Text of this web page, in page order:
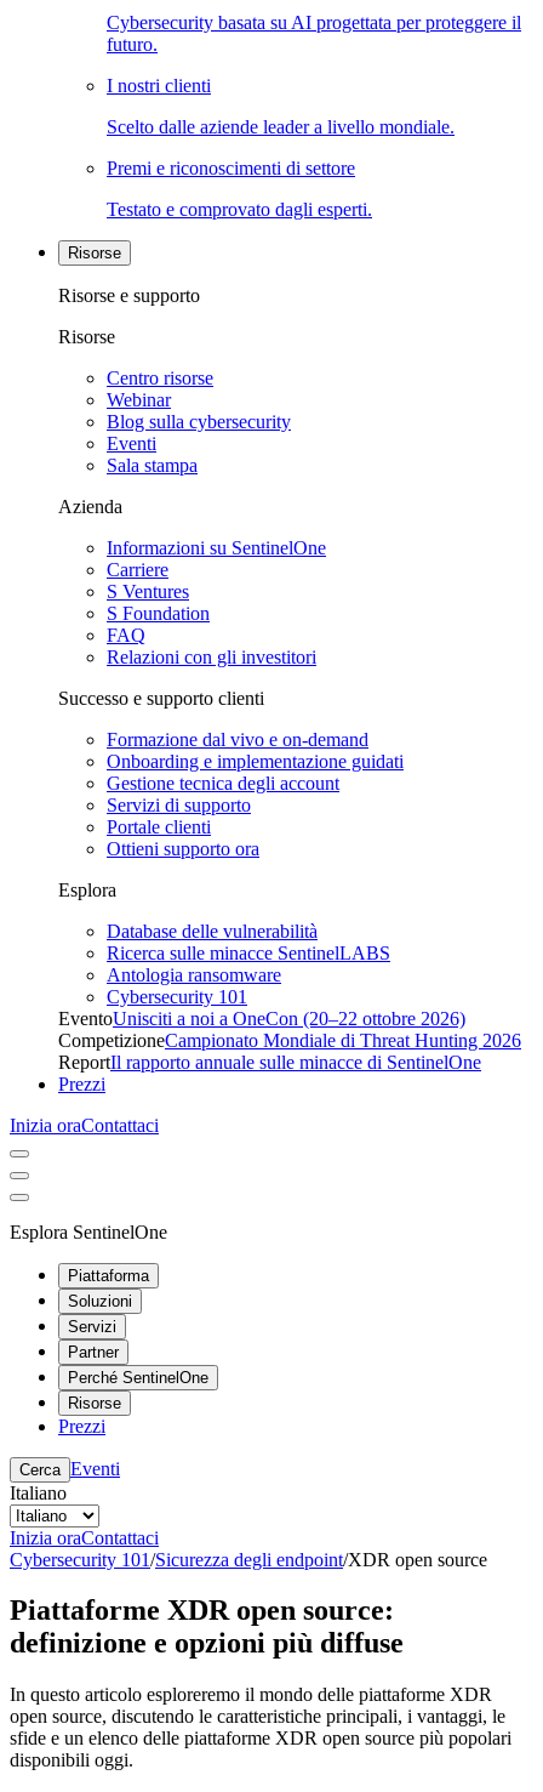
Cybersecurity basata su AI progettata per proteggere il
futuro.
I nostri clienti
Scelto dalle aziende leader a livello mondiale.
Premi e riconoscimenti di settore
Testato e comprovato dagli esperti.
Risorse
Risorse e supporto
Risorse
Centro risorse
Webinar
Blog sulla cybersecurity
Eventi
Sala stampa
Azienda
Informazioni su SentinelOne
Carriere
S Ventures
S Foundation
FAQ
Relazioni con gli investitori
Successo e supporto clienti
Formazione dal vivo e on-demand
Onboarding e implementazione guidati
Gestione tecnica degli account
Servizi di supporto
Portale clienti
Ottieni supporto ora
Esplora
Database delle vulnerabilità
Ricerca sulle minacce SentinelLABS
Antologia ransomware
Cybersecurity 101
EventoUnisciti a noi a OneCon (20–22 ottobre 2026)
CompetizioneCampionato Mondiale di Threat Hunting 2026
ReportIl rapporto annuale sulle minacce di SentinelOne
Prezzi
Inizia oraContattaci
Esplora SentinelOne
Piattaforma
Soluzioni
Servizi
Partner
Perché SentinelOne
Risorse
Prezzi
Cerca Eventi
Italiano
Inizia oraContattaci
Cybersecurity 101/Sicurezza degli endpoint/XDR open source
Piattaforme XDR open source:
definizione e opzioni più diffuse
In questo articolo esploreremo il mondo delle piattaforme XDR
open source, discutendo le caratteristiche principali, i vantaggi, le
sfide e un elenco delle piattaforme XDR open source più popolari
disponibili oggi.